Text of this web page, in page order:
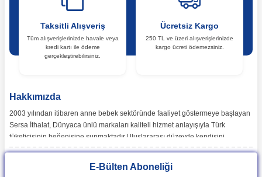
Taksitli Alışveriş
Tüm alışverişlerinizde havale veya
kredi kartı ile ödeme
gerçekleştirebilirsiniz.
Ücretsiz Kargo
250 TL ve üzeri alışverişlerinizde
kargo ücreti ödemezsiniz.
Hakkımızda
2003 yılından itibaren anne bebek sektöründe faaliyet göstermeye başlayan
Sersa İthalat, Dünyaca ünlü markaları kaliteli hizmet anlayışıyla Türk
tüketicisinin beğenisine sunmaktadır.Uluslararası düzeyde kendisini
ispatlamış en doğru markaları sizlerle buluşturan Sersa İthalat, günümüzde
bebek markalarının ürün koleksiyonlarının vipbebek.com ile satışını sağlıyor,
E-Bülten Aboneliği